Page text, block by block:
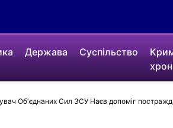
Держава Суспільство
Обʼєднаних Сил ЗСУ Наєв допоміг